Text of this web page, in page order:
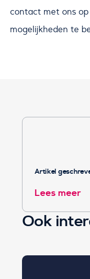
contact met ons
mogelijkheden te
Artikel
Lees meer
Ook